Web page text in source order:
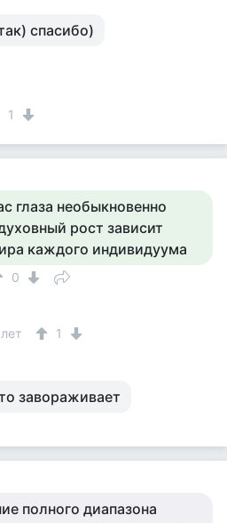
спасибо)
1
глаза необыкновенно
рост зависит
каждого индивидуума
0
1
завораживает
полного диапазона